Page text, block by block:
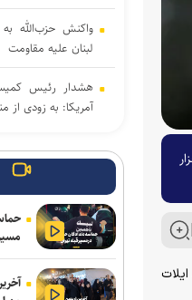
واکنش حزب‌الله
لبنان علیه مقاومت
هشدار رئیس
آمریکا: به زودی از
پیروزی نامزد
مقدماتی دموکرات‌ها
دموکرات‌های کنگره
با ایران را زیر سؤال
جنگ رمضان و تولد